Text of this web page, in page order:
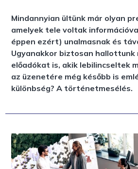
Mindannyian ültünk már olyan
amelyek tele voltak
éppen ezért) unalmasnak és
Ugyanakkor biztosan hallottunk
előadókat is, akik lebilincseltek
az üzenetére még később is
különbség? A történetmesélés.